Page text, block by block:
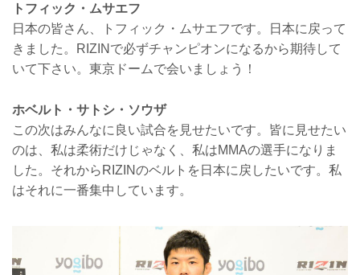
トフィック・ムサエフ
日本の皆さん、トフィック・ムサエフです。日本に戻って
きました。RIZINで必ずチャンピオンになるから期待して
いて下さい。東京ドームで会いましょう！
ホベルト・サトシ・ソウザ
この次はみんなに良い試合を見せたいです。皆に見せたい
のは、私は柔術だけじゃなく、私はMMAの選手になりま
した。それからRIZINのベルトを日本に戻したいです。私
はそれに一番集中しています。